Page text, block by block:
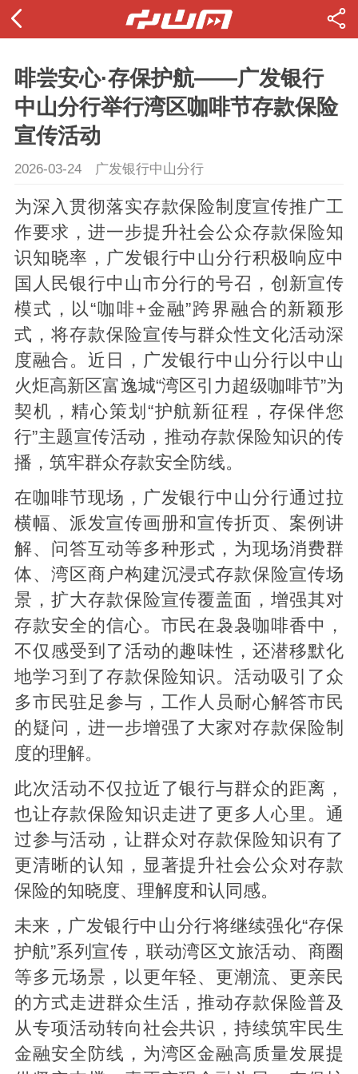
啡尝安心·存保护航——广发银行
中山分行举行湾区咖啡节存款保险
宣传活动
2026-03-24 广发银行中山分行
为深入贯彻落实存款保险制度宣传推广工
作要求，进一步提升社会公众存款保险知
识知晓率，广发银行中山分行积极响应中
国人民银行中山市分行的号召，创新宣传
模式，以“咖啡+金融”跨界融合的新颖形
式，将存款保险宣传与群众性文化活动深
度融合。近日，广发银行中山分行以中山
火炬高新区富逸城“湾区引力超级咖啡节”为
契机，精心策划“护航新征程，存保伴您
行”主题宣传活动，推动存款保险知识的传
播，筑牢群众存款安全防线。
在咖啡节现场，广发银行中山分行通过拉
横幅、派发宣传画册和宣传折页、案例讲
解、问答互动等多种形式，为现场消费群
体、湾区商户构建沉浸式存款保险宣传场
景，扩大存款保险宣传覆盖面，增强其对
存款安全的信心。市民在袅袅咖啡香中，
不仅感受到了活动的趣味性，还潜移默化
地学习到了存款保险知识。活动吸引了众
多市民驻足参与，工作人员耐心解答市民
的疑问，进一步增强了大家对存款保险制
度的理解。
此次活动不仅拉近了银行与群众的距离，
也让存款保险知识走进了更多人心里。通
过参与活动，让群众对存款保险知识有了
更清晰的认知，显著提升社会公众对存款
保险的知晓度、理解度和认同感。
未来，广发银行中山分行将继续强化“存保
护航”系列宣传，联动湾区文旅活动、商圈
等多元场景，以更年轻、更潮流、更亲民
的方式走进群众生活，推动存款保险普及
从专项活动转向社会共识，持续筑牢民生
金融安全防线，为湾区金融高质量发展提